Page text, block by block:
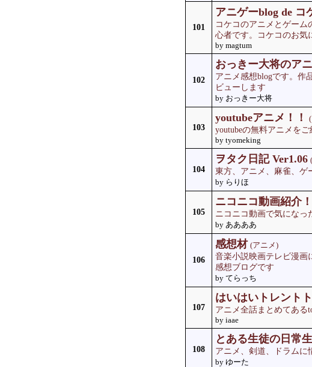
101
アニゲーblog de コ
コケコのアニメとゲーム
心者です。コケコのお気
by magtum
102
おっきー大将のア
アニメ感想blogです。作
ビューします
by おっきー大将
103
youtubeアニメ！！
youtubeの無料アニメをご
by tyomeking
104
ヲタク日記 Ver1.06
東方、アニメ、麻雀、ゲ
by らりほ
105
ニコニコ動画紹介！
ニコニコ動画で気になっ
by ああああ
106
感想材 (アニメ)
音楽小説映画テレビ漫画
感想ブログです
by てらっち
107
はいはいトレント
アニメ全話まとめてある
by iaae
108
とある生徒の日常
アニメ、剣道、ドラムに
by ゆーた